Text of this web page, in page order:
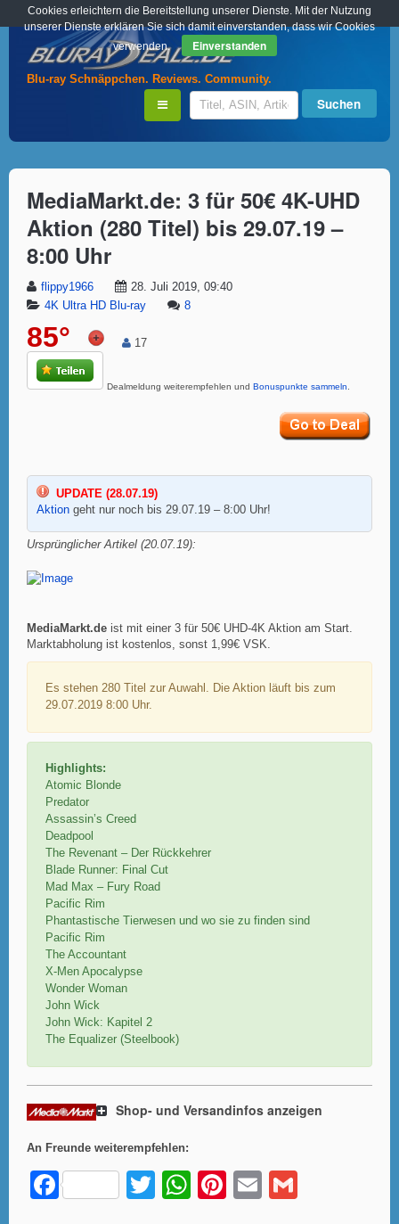
Blu-ray Schnäppchen. Reviews. Community.
MediaMarkt.de: 3 für 50€ 4K-UHD
Aktion (280 Titel) bis 29.07.19 –
8:00 Uhr
flippy1966
28. Juli 2019, 09:40
4K Ultra HD Blu-ray
8
85° 17
Dealmeldung weiterempfehlen und Bonuspunkte sammeln
UPDATE (28.07.19)
Aktion geht nur noch bis 29.07.19 – 8:00 Uhr!
Ursprünglicher Artikel (20.07.19):
MediaMarkt.de ist mit einer 3 für 50€ UHD-4K Aktion am Start.
Marktabholung ist kostenlos, sonst 1,99€ VSK.
Es stehen 280 Titel zur Auwahl. Die Aktion läuft bis zum
29.07.2019 8:00 Uhr.
Highlights:
Atomic Blonde
Predator
Assassin’s Creed
Deadpool
The Revenant – Der Rückkehrer
Blade Runner: Final Cut
Mad Max – Fury Road
Pacific Rim
Phantastische Tierwesen und wo sie zu finden sind
Pacific Rim
The Accountant
X-Men Apocalypse
Wonder Woman
John Wick
John Wick: Kapitel 2
The Equalizer (Steelbook)
Shop- und Versandinfos anzeigen
An Freunde weiterempfehlen:
F
T
W Pi E
Cookies erleichtern die Bereitstellung unserer Dienste. Mit der Nutzung
unserer Dienste erklären Sie sich damit einverstanden, dass wir Cookies
verwenden.
Einverstanden